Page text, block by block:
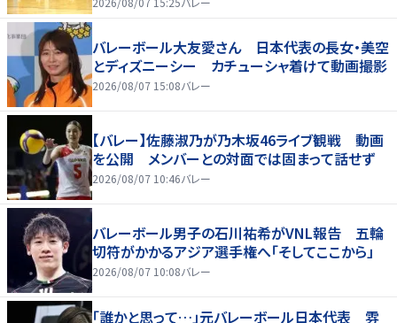
バレーボール大友愛さん 日本代表の長女・美空
とディズニーシー カチューシャ着けて動画撮影
2026/08/07 15:08バレー
【バレー】佐藤淑乃が乃木坂46ライブ観戦 動画
を公開 メンバーとの対面では固まって話せず
2026/08/07 10:46バレー
バレーボール男子の石川祐希がVNL報告 五輪
切符がかかるアジア選手権へ「そしてここから」
2026/08/07 10:08バレー
「誰かと思って…」元バレーボール日本代表 雰